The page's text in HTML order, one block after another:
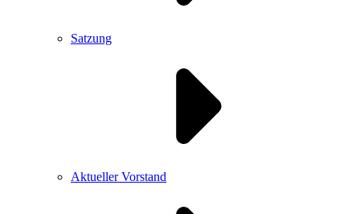
Satzung
Aktueller Vorstand